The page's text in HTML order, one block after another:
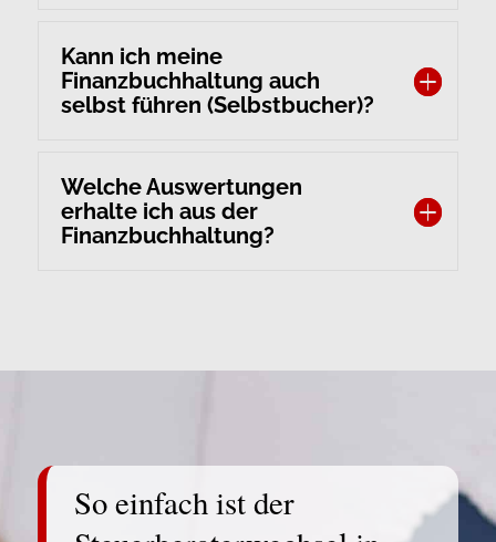
Kann ich meine
Finanzbuchhaltung auch
selbst führen (Selbstbucher)?
Welche Auswertungen
erhalte ich aus der
Finanzbuchhaltung?
So einfach ist der